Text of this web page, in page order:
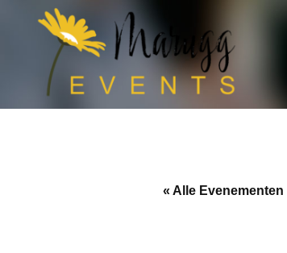
« Alle Evenementen